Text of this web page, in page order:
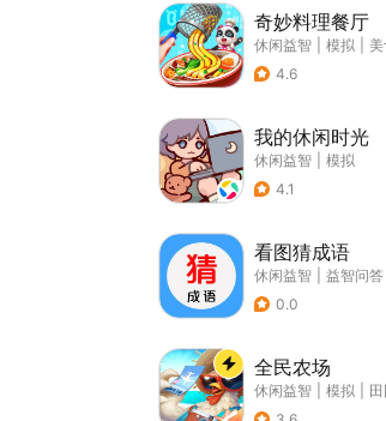
奇妙料理餐厅
休闲益智 模拟
4.6
我的休闲时光
休闲益智
模拟
4.1
看图猜成语
休闲益智 益智问答
0.0
全民农场
休闲益智 模拟